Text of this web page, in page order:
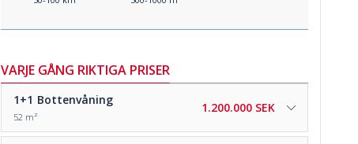
VARJE GÅNG RIKTIGA PRISER
1+1 Bottenvåning
52 m²
1.200.000 SEK